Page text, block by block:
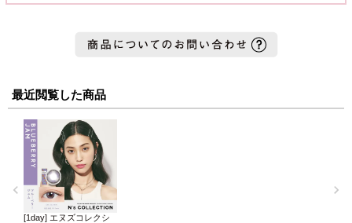
最近閲覧した商品
[1day] エヌズコレクシ